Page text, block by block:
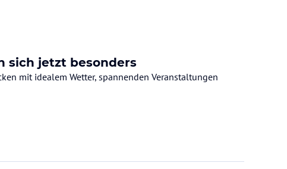
sich jetzt besonders
mit idealem Wetter, spannenden Veranstaltungen